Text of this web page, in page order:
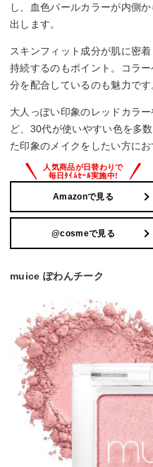
し、血色パールカラーが内側
出します。
スキンフィット成分が肌に密
持続するのもポイント。コラ
分を配合しているのも魅力です
大人っぽい印象のレッドカラ
ど、30代が使いやすい色を多
た印象のメイクをしたい方にお
Amazonで見る
@cosmeで見る
muice ぽわんチーク